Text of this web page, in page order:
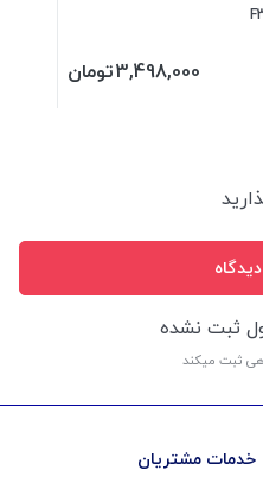
3,498,000تومان
ثبت نشده
ثبت میکند
خدمات مشتریان